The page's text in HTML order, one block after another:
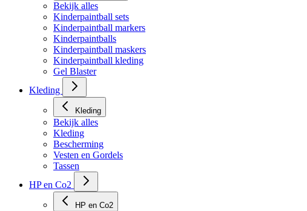
Bekijk alles
Kinderpaintball sets
Kinderpaintball markers
Kinderpaintballs
Kinderpaintball maskers
Kinderpaintball kleding
Gel Blaster
Kleding
Kleding
Bekijk alles
Kleding
Bescherming
Vesten en Gordels
Tassen
HP en Co2
HP en Co2